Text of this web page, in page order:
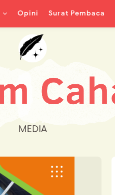
Opini Surat Pembaca